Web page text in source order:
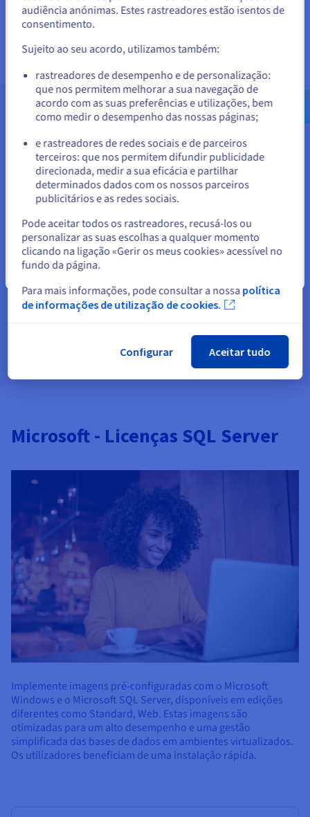
NSX
Conformidade do seu parque
Para garantir a conformidade do parque que utiliza as
licenças Microsoft, é essencial registar corretamente as suas
máquinas virtuais. Esta ação é automática se implementar as
máquinas virtuais a partir de imagens Microsoft à sua
disposição.
Caso contrário, esta etapa é necessária para respeitar os
termos da licença e assegurar uma utilização legal dos
programas Microsoft. Certifique-se de que segue os
procedimentos de registo fornecidos pela OVHcloud para
evitar problemas de conformidade ou de interrupção do
serviço.
Microsoft - Licenças SQL Server
Implemente imagens pré-configuradas com o Microsoft
Windows e o Microsoft SQL Server, disponíveis em edições
diferentes como Standard, Web. Estas imagens são
otimizadas para um alto desempenho e uma gestão
simplificada das bases de dados em ambientes virtualizados.
Os utilizadores beneficiam de uma instalação rápida.
Para encomendar a partir de Estados Unidos, terá de consultar e
criar uma conta no website do país em questão.
us.ovhcloud.com/hosted-private-
cloud
Inglês USD - $
Ficar no website atual
audiência anónimas. Estes rastreadores estão isentos de
consentimento.
Sujeito ao seu acordo, utilizamos também:
rastreadores de desempenho e de personalização:
que nos permitem melhorar a sua navegação de
acordo com as suas preferências e utilizações, bem
como medir o desempenho das nossas páginas;
e rastreadores de redes sociais e de parceiros
terceiros: que nos permitem difundir publicidade
direcionada, medir a sua eficácia e partilhar
determinados dados com os nossos parceiros
publicitários e as redes sociais.
Pode aceitar todos os rastreadores, recusá-los ou
personalizar as suas escolhas a qualquer momento
clicando na ligação «Gerir os meus cookies» acessível no
fundo da página.
Para mais informações, pode consultar a nossa política
de informações de utilização de cookies.
Configurar Aceitar tudo